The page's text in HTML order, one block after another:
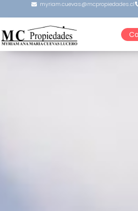
myriam.cuevas@mcpropiedades.cl